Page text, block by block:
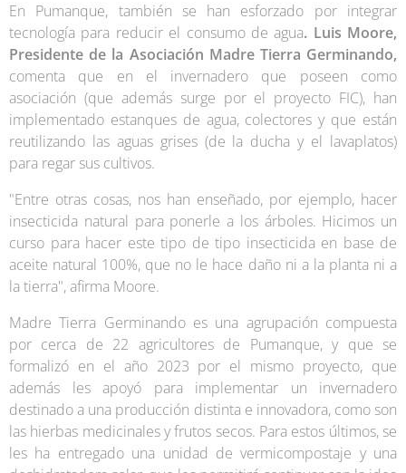
En Pumanque, también se han esforzado por integrar
tecnología para reducir el consumo de agua. Luis Moore,
Presidente de la Asociación Madre Tierra Germinando,
comenta que en el invernadero que poseen como
asociación (que además surge por el proyecto FIC), han
implementado estanques de agua, colectores y que están
reutilizando las aguas grises (de la ducha y el lavaplatos)
para regar sus cultivos.
"Entre otras cosas, nos han enseñado, por ejemplo, hacer
insecticida natural para ponerle a los árboles. Hicimos un
curso para hacer este tipo de tipo insecticida en base de
aceite natural 100%, que no le hace daño ni a la planta ni a
la tierra", afirma Moore.
Madre Tierra Germinando es una agrupación compuesta
por cerca de 22 agricultores de Pumanque, y que se
formalizó en el año 2023 por el mismo proyecto, que
además les apoyó para implementar un invernadero
destinado a una producción distinta e innovadora, como son
las hierbas medicinales y frutos secos. Para estos últimos, se
les ha entregado una unidad de vermicompostaje y una